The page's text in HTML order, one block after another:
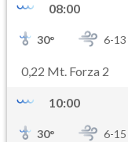
08:00
30° 6-13
0,22 Mt. Forza 2
10:00
30° 6-15